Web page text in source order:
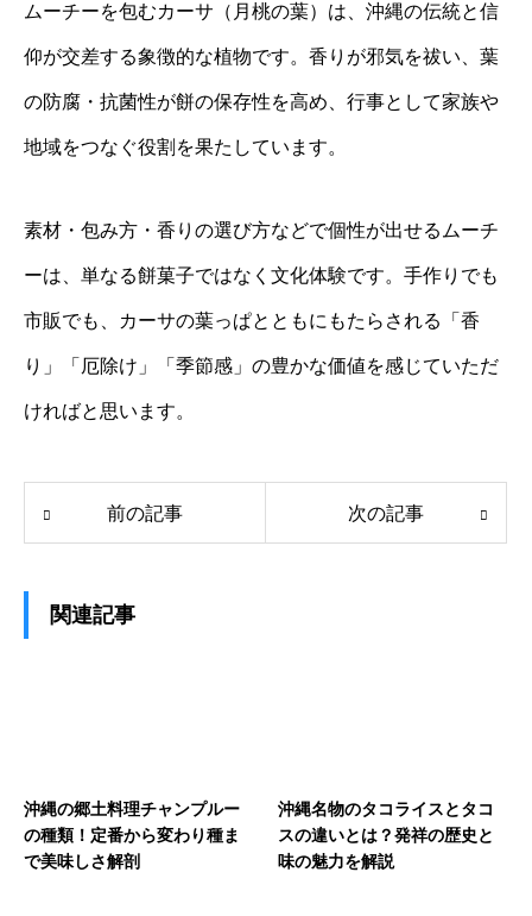
ムーチーを包むカーサ（月桃の葉）は、沖縄の伝統と信
仰が交差する象徴的な植物です。香りが邪気を祓い、葉
の防腐・抗菌性が餅の保存性を高め、行事として家族や
地域をつなぐ役割を果たしています。
素材・包み方・香りの選び方などで個性が出せるムーチ
ーは、単なる餅菓子ではなく文化体験です。手作りでも
市販でも、カーサの葉っぱとともにもたらされる「香
り」「厄除け」「季節感」の豊かな価値を感じていただ
ければと思います。
前の記事 次の記事
関連記事
沖縄の郷土料理チャンプルー
の種類！定番から変わり種ま
で美味しさ解剖
沖縄名物のタコライスとタコ
スの違いとは？発祥の歴史と
味の魅力を解説